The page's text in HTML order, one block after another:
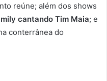
reúne; além dos shows
cantando Tim Maia; e
conterrânea do